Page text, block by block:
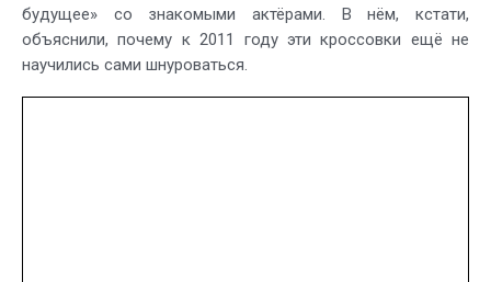
будущее» со знакомыми актёрами. В нём, кстати,
объяснили, почему к 2011 году эти кроссовки ещё не
научились сами шнуроваться.